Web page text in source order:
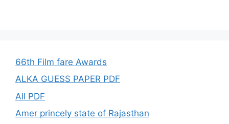
66th Film fare Awards
ALKA GUESS PAPER PDF
All PDF
Amer princely state of Rajasthan